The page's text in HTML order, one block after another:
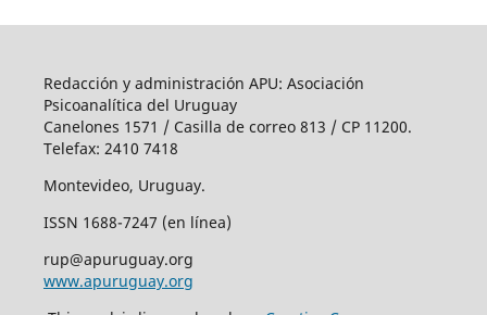
Redacción y administración APU: Asociación
Psicoanalítica del Uruguay
Canelones 1571 / Casilla de correo 813 / CP 11200.
Telefax: 2410 7418
Montevideo, Uruguay.
ISSN 1688-7247 (en línea)
rup@apuruguay.org
www.apuruguay.org